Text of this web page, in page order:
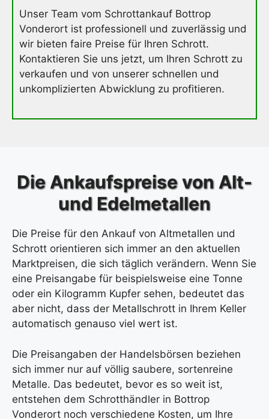
Unser Team vom Schrottankauf Bottrop
Vonderort ist professionell und zuverlässig und
wir bieten faire Preise für Ihren Schrott.
Kontaktieren Sie uns jetzt, um Ihren Schrott zu
verkaufen und von unserer schnellen und
unkomplizierten Abwicklung zu profitieren.
Die Ankaufspreise von Alt-
und Edelmetallen
Die Preise für den Ankauf von Altmetallen und
Schrott orientieren sich immer an den aktuellen
Marktpreisen, die sich täglich verändern. Wenn Sie
eine Preisangabe für beispielsweise eine Tonne
oder ein Kilogramm Kupfer sehen, bedeutet das
aber nicht, dass der Metallschrott in Ihrem Keller
automatisch genauso viel wert ist.
Die Preisangaben der Handelsbörsen beziehen
sich immer nur auf völlig saubere, sortenreine
Metalle. Das bedeutet, bevor es so weit ist,
entstehen dem Schrotthändler in Bottrop
Vonderort noch verschiedene Kosten, um Ihre